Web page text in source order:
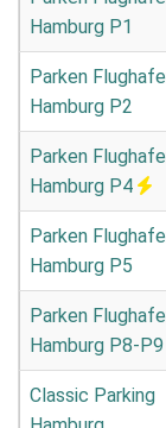
Hamburg P1
Parken
Hamburg P2
Parken
Hamburg P4
Parken
Hamburg P5
Parken
Hamburg P8-P9
Classic Parking